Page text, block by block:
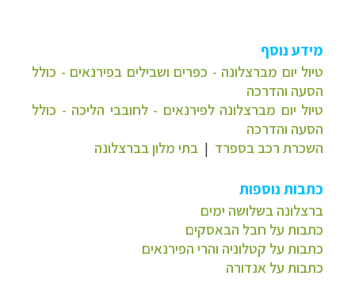
מידע נוסף
טיול יום מברצלונה - כפרים ושבילים בפירנאים - כולל
הסעה והדרכה
טיול יום מברצלונה לפירנאים - לחובבי הליכה - כולל
הסעה והדרכה
השכרת רכב בספרד | בתי מלון בברצלונה
כתבות נוספות
ברצלונה בשלושה ימים
כתבות על חבל הבאסקים
כתבות על קטלוניה והרי הפירנאים
כתבות על אנדורה